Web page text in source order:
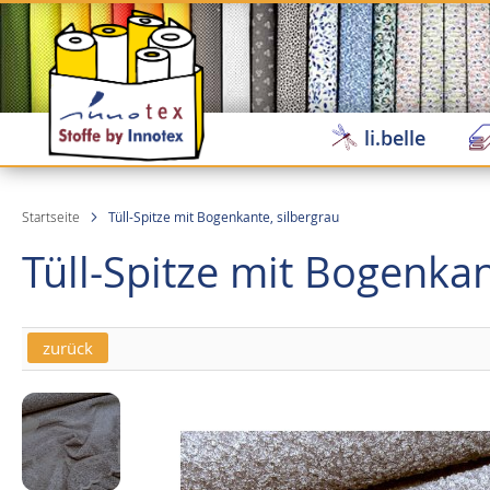
Direkt
zum
Inhalt
li.belle
Startseite Tüll-Spitze mit Bogenkante, silbergrau
Tüll-Spitze mit
zurück
Skip
to
the
end
Skip
to
the
beginning